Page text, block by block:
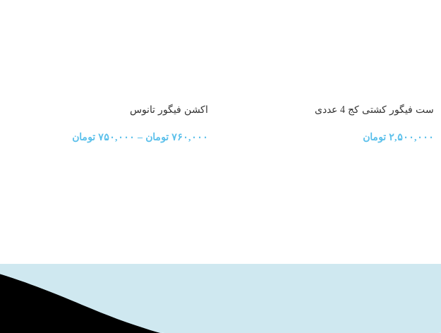
ست فیگور کشتی کج 4 عددی
۲,۵۰۰,۰۰۰ تومان
اکشن فیگور تانوس
۷۶۰,۰۰۰ تومان – ۷۵۰,۰۰۰ تومان